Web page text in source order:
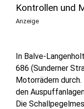
Kontrollen und
Anzeige
In Balve-
686 (Sunderner
Motorrädern durch.
den
Die